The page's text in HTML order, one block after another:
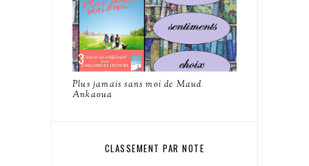
Plus jamais sans moi de Maud
Ankaoua
CLASSEMENT PAR NOTE